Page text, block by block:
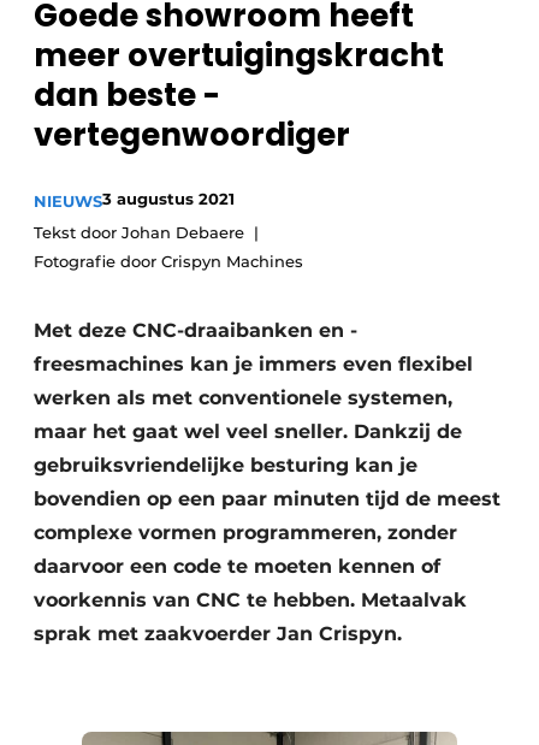
Vacature aanmelden
Vacatures
Video’s
Goede showroom heeft
meer ­overtuigingskracht
dan beste ­
vertegenwoordiger
NIEUWS3 augustus 2021
Tekst door Johan Debaere
Fotografie door Crispyn Machines
Met deze CNC-draaibanken en -
freesmachines kan je immers even ­flexibel
werken als met conventionele systemen,
maar het gaat wel veel sneller. Dankzij de
gebruiksvriendelijke besturing kan je
bovendien op een paar minuten tijd de meest
­complexe ­vormen programmeren, zonder
daarvoor een code te moeten kennen of
voorkennis van CNC te hebben. Metaalvak
sprak met ­zaakvoerder Jan Crispyn.